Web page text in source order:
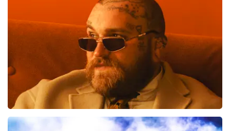
laatste 30 minuten
BESTEL NU
Teddy Swims